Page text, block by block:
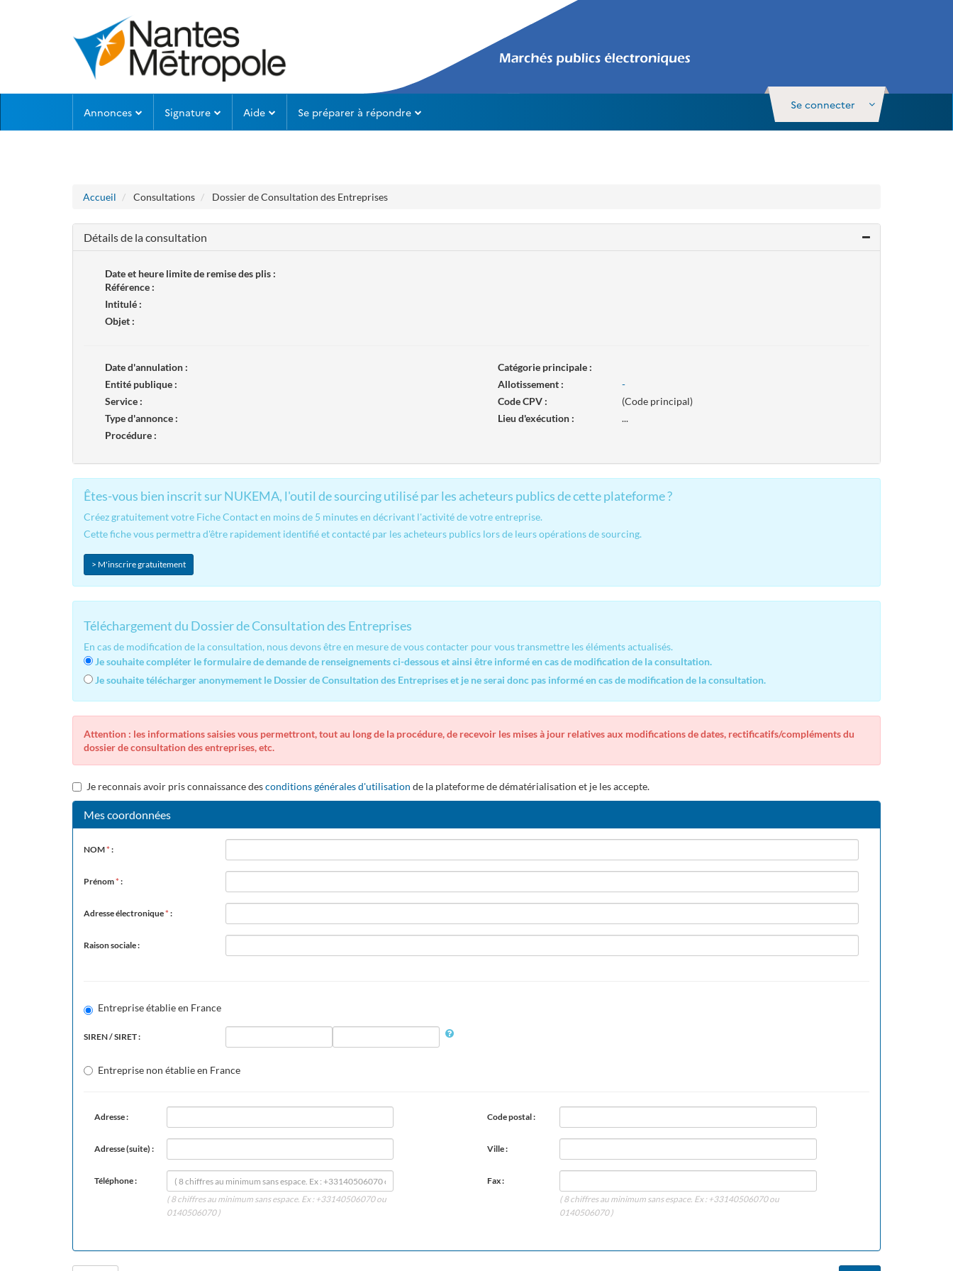
Se connecter
Annonces Signature Aide Se préparer à répondre
Accueil Consultations Dossier de Consultation des Entreprises
Détails de la consultation
Date et heure limite de remise des plis :
Référence :
Intitulé :
Objet :
Date d'annulation :
Entité publique :
Service :
Type d'annonce :
Procédure :
Catégorie principale :
Allotissement :
-
Code CPV :
(Code principal)
Lieu d'exécution :
...
Êtes-vous bien inscrit sur NUKEMA, l'outil de sourcing utilisé par les acheteurs publics de cette plateforme ?
Créez gratuitement votre Fiche Contact en moins de 5 minutes en décrivant l'activité de votre entreprise.
Cette fiche vous permettra d'être rapidement identifié et contacté par les acheteurs publics lors de leurs opérations de sourcing.
> M'inscrire gratuitement
Téléchargement du Dossier de Consultation des Entreprises
En cas de modification de la consultation, nous devons être en mesure de vous contacter pour vous transmettre les éléments actualisés.
Je souhaite compléter le formulaire de demande de renseignements ci-dessous et ainsi être informé en cas de modification de la consultation.
Je souhaite télécharger anonymement le Dossier de Consultation des Entreprises et je ne serai donc pas informé en cas de modification de la consultation.
Attention : les informations saisies vous permettront, tout au long de la procédure, de recevoir les mises à jour relatives aux modifications de dates, rectificatifs/compléments du
dossier de consultation des entreprises, etc.
Je reconnais avoir pris connaissance desconditions générales d'utilisation de la plateforme de dématérialisation et je les accepte.
Mes coordonnées
NOM* :
Prénom* :
Adresse électronique* :
Raison sociale :
Entreprise établie en France
SIREN / SIRET :
Entreprise non établie en France
Adresse :
Adresse (suite) :
Téléphone :
( 8 chiffres au minimum sans espace. Ex : +33140506070 ou
0140506070 )
Code postal :
Ville :
Fax :
( 8 chiffres au minimum sans espace. Ex : +33140506070 ou
0140506070 )